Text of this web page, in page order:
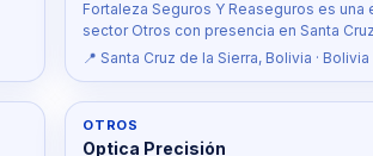
Fortaleza Seguros Y Reaseguros es una
sector Otros con presencia en Santa
📍 Santa Cruz de la Sierra, Bolivia · Bolivia
OTROS
Optica Precisión